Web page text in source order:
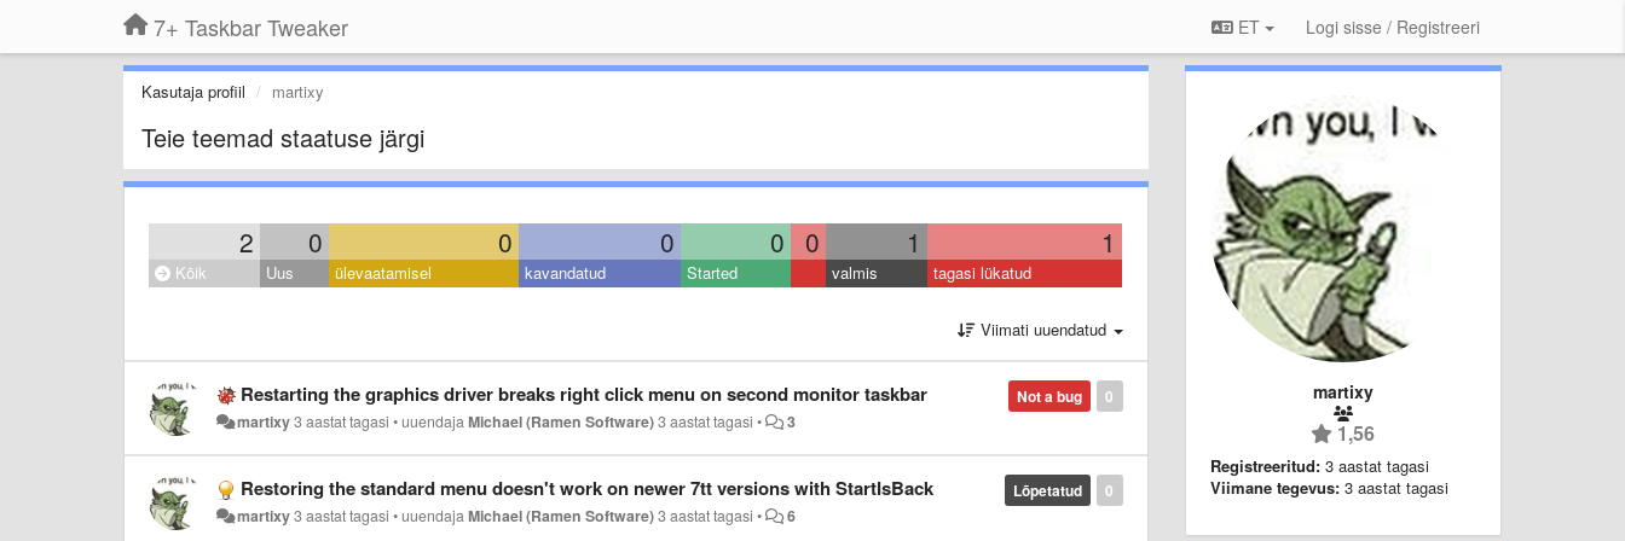
7+ Taskbar Tweaker ET Logi sisse / Registreeri
Kasutaja profiil martixy
Teie teemad staatuse järgi
2 0 0 0 0 0 1 1
Kõik Uus ülevaatamisel kavandatud Started valmis tagasi lükatud
Viimati uuendatud
0
Not a bug
Restarting the graphics driver breaks right click menu on second monitor taskbar
martixy3 aastat tagasi •uuendajaMichael (Ramen Software)3 aastat tagasi • 3
0
Lõpetatud
Restoring the standard menu doesn't work on newer 7tt versions with StartIsBack
martixy3 aastat tagasi •uuendajaMichael (Ramen Software)3 aastat tagasi • 6
martixy
1,56
Registreeritud: 3 aastat tagasi
Viimane tegevus: 3 aastat tagasi